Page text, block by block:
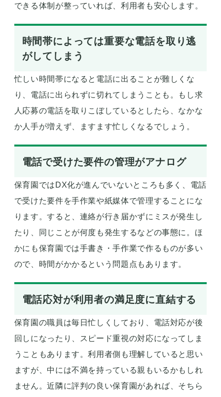
できる体制が整っていれば、利用者も安心します。
時間帯によっては重要な電話を取り逃
がしてしまう
忙しい時間帯になると電話に出ることが難しくな
り、電話に出られずに切れてしまうことも。もし求
人応募の電話を取りこぼしているとしたら、なかな
か人手が増えず、ますます忙しくなるでしょう。
電話で受けた要件の管理がアナログ
保育園ではDX化が進んでいないところも多く、電話
で受けた要件を手作業や紙媒体で管理することにな
ります。すると、連絡が行き届かずにミスが発生し
たり、同じことが何度も発生するなどの事態に。ほ
かにも保育園では手書き・手作業で作るものが多い
ので、時間がかかるという問題点もあります。
電話応対が利用者の満足度に直結する
保育園の職員は毎日忙しくしており、電話対応が後
回しになったり、スピード重視の対応になってしま
うこともあります。利用者側も理解していると思い
ますが、中には不満を持っている親もいるかもしれ
ません。近隣に評判の良い保育園があれば、そちら